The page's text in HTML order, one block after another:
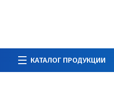
КАТАЛОГ ПРОДУКЦИИ